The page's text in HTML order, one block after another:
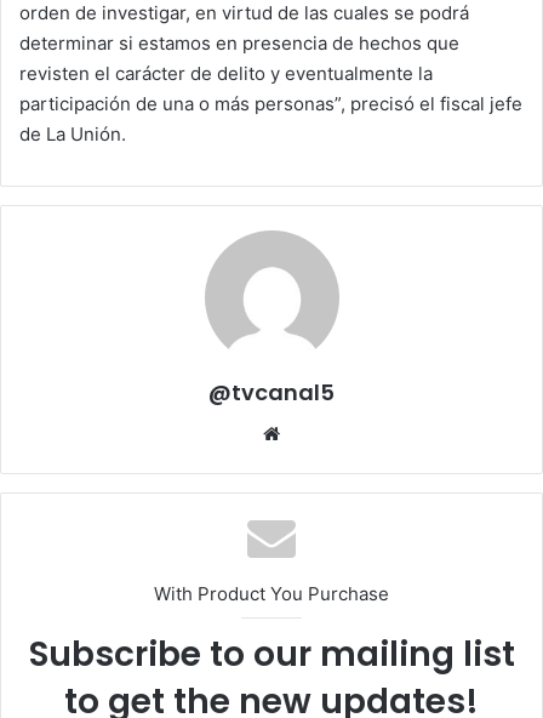
orden de investigar, en virtud de las cuales se podrá
determinar si estamos en presencia de hechos que
revisten el carácter de delito y eventualmente la
participación de una o más personas”, precisó el fiscal jefe
de La Unión.
@tvcanal5
With Product You Purchase
Subscribe to our mailing list
to get the new updates!